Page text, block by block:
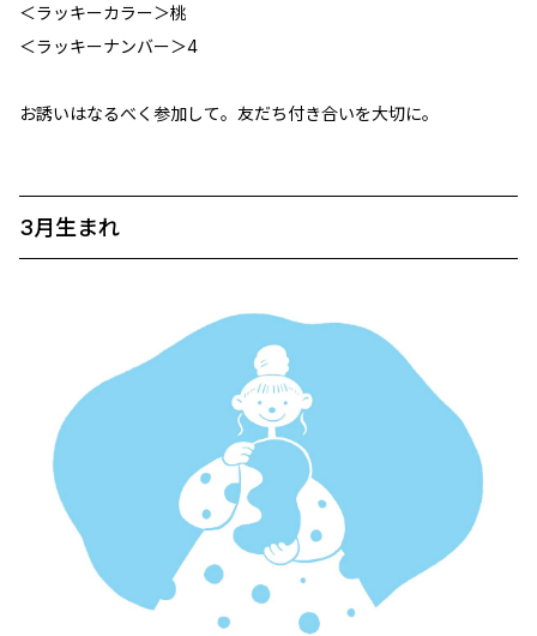
＜ラッキーカラー＞桃
＜ラッキーナンバー＞4
お誘いはなるべく参加して。友だち付き合いを大切に。
3月生まれ